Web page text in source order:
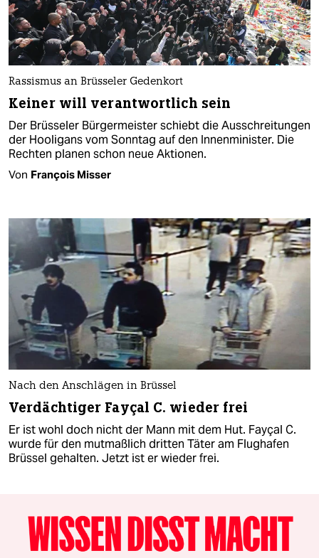
Rassismus an Brüsseler Gedenkort
Keiner will verantwortlich sein
Der Brüsseler Bürgermeister schiebt die Ausschreitungen
der Hooligans vom Sonntag auf den Innenminister. Die
Rechten planen schon neue Aktionen.
Von François Misser
Nach den Anschlägen in Brüssel
Verdächtiger Fayçal C. wieder frei
Er ist wohl doch nicht der Mann mit dem Hut. Fayçal C.
wurde für den mutmaßlich dritten Täter am Flughafen
Brüssel gehalten. Jetzt ist er wieder frei.